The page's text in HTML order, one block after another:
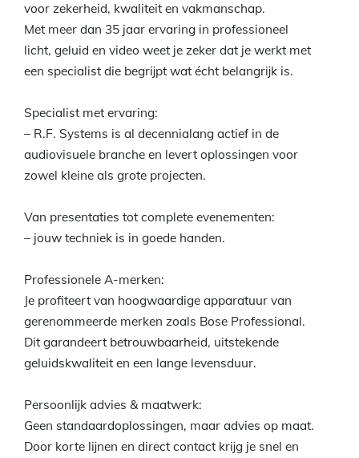
voor zekerheid, kwaliteit en vakmanschap.
Met meer dan 35 jaar ervaring in professioneel
licht, geluid en video weet je zeker dat je werkt met
een specialist die begrijpt wat écht belangrijk is.
Specialist met ervaring:
– R.F. Systems is al decennialang actief in de
audiovisuele branche en levert oplossingen voor
zowel kleine als grote projecten.
Van presentaties tot complete evenementen:
– jouw techniek is in goede handen.
Professionele A-merken:
Je profiteert van hoogwaardige apparatuur van
gerenommeerde merken zoals Bose Professional.
Dit garandeert betrouwbaarheid, uitstekende
geluidskwaliteit en een lange levensduur.
Persoonlijk advies & maatwerk:
Geen standaardoplossingen, maar advies op maat.
Door korte lijnen en direct contact krijg je snel en